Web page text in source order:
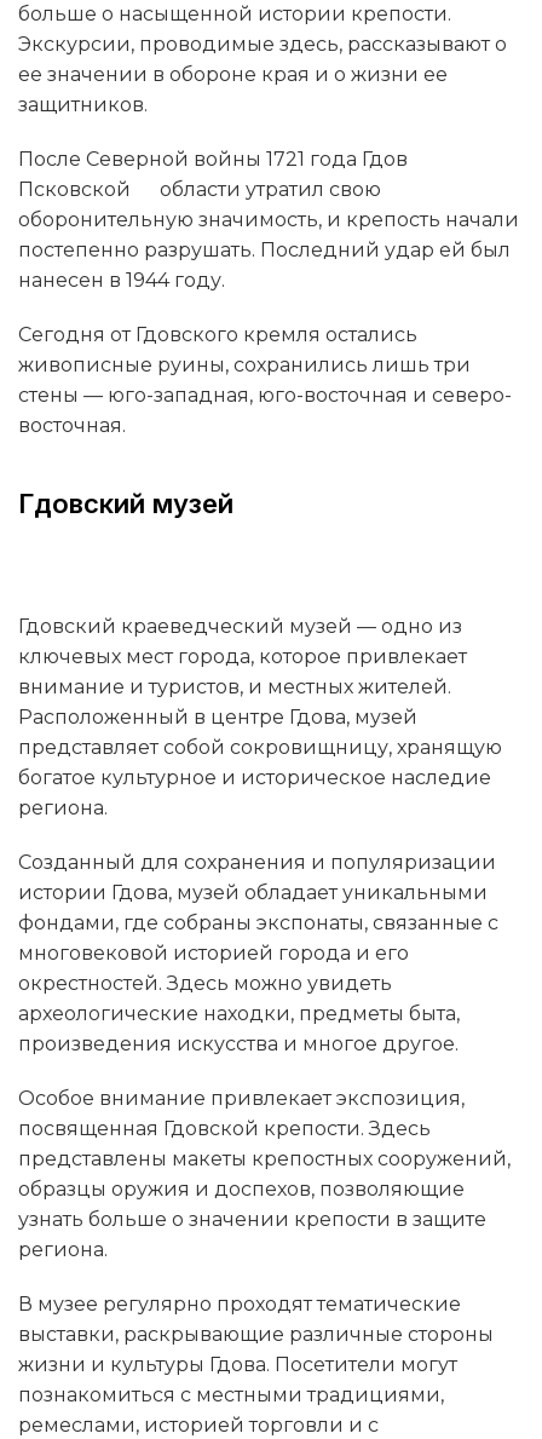
больше о насыщенной истории крепости.
Экскурсии, проводимые здесь, рассказывают о
ее значении в обороне края и о жизни ее
защитников.
После Северной войны 1721 года Гдов
Псковской области утратил свою
оборонительную значимость, и крепость начали
постепенно разрушать. Последний удар ей был
нанесен в 1944 году.
Сегодня от Гдовского кремля остались
живописные руины, сохранились лишь три
стены — юго-западная, юго-восточная и северо-
восточная.
Гдовский музей
Гдовский краеведческий музей — одно из
ключевых мест города, которое привлекает
внимание и туристов, и местных жителей.
Расположенный в центре Гдова, музей
представляет собой сокровищницу, хранящую
богатое культурное и историческое наследие
региона.
Созданный для сохранения и популяризации
истории Гдова, музей обладает уникальными
фондами, где собраны экспонаты, связанные с
многовековой историей города и его
окрестностей. Здесь можно увидеть
археологические находки, предметы быта,
произведения искусства и многое другое.
Особое внимание привлекает экспозиция,
посвященная Гдовской крепости. Здесь
представлены макеты крепостных сооружений,
образцы оружия и доспехов, позволяющие
узнать больше о значении крепости в защите
региона.
В музее регулярно проходят тематические
выставки, раскрывающие различные стороны
жизни и культуры Гдова. Посетители могут
познакомиться с местными традициями,
ремеслами, историей торговли и с